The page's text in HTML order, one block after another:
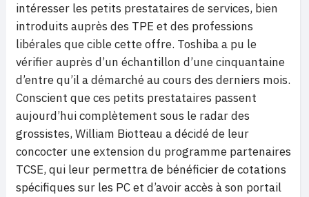
intéresser les petits prestataires de services, bien
introduits auprès des TPE et des professions
libérales que cible cette offre. Toshiba a pu le
vérifier auprès d’un échantillon d’une cinquantaine
d’entre qu’il a démarché au cours des derniers mois.
Conscient que ces petits prestataires passent
aujourd’hui complètement sous le radar des
grossistes, William Biotteau a décidé de leur
concocter une extension du programme partenaires
TCSE, qui leur permettra de bénéficier de cotations
spécifiques sur les PC et d’avoir accès à son portail